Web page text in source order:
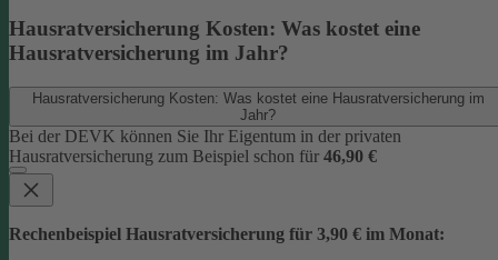
Hausratversicherung Kosten: Was kostet eine
Hausratversicherung im Jahr?
Hausratversicherung Kosten: Was kostet eine Hausratversicherung im
Jahr?
Bei der DEVK können Sie Ihr Eigentum in der privaten
Hausratversicherung zum Beispiel schon für 46,90 €
Rechenbeispiel Hausratversicherung für 3,90 € im Monat: